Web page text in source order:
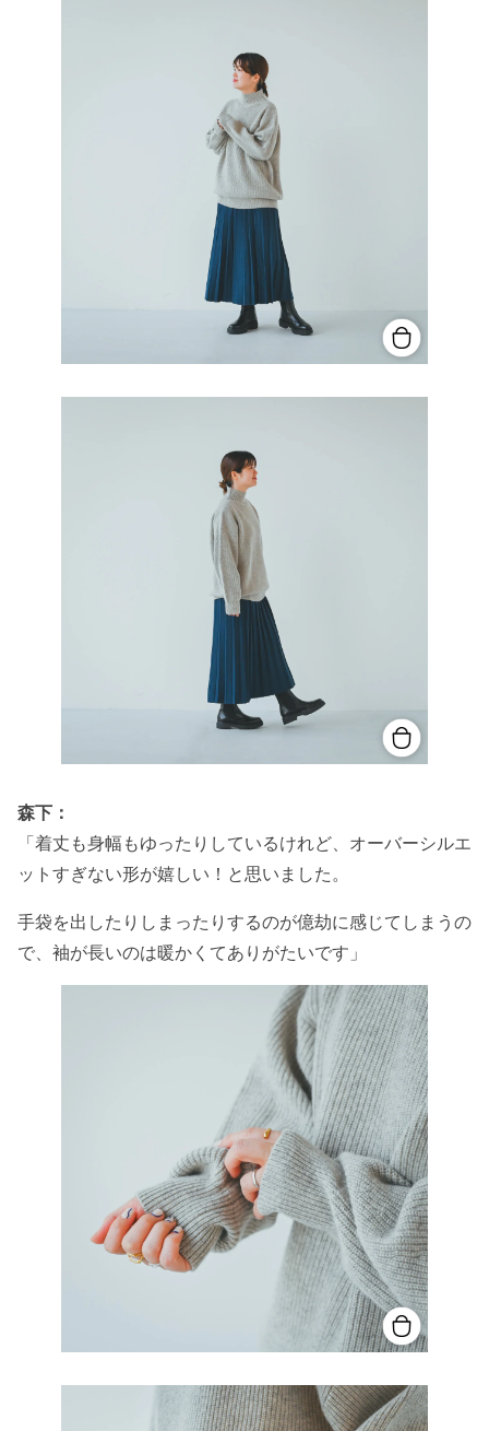
森下：
「着丈も身幅もゆったりしているけれど、オーバーシルエ
ットすぎない形が嬉しい！と思いました。
手袋を出したりしまったりするのが億劫に感じてしまうの
で、袖が長いのは暖かくてありがたいです」